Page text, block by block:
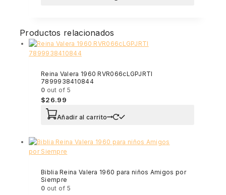
Productos relacionados
Reina Valera 1960 RVR066cLGPJRTI
7899938410844
0 out of 5
$26.99
Añadir al carrito
Biblia Reina Valera 1960 para niños Amigos por
Siempre
0 out of 5